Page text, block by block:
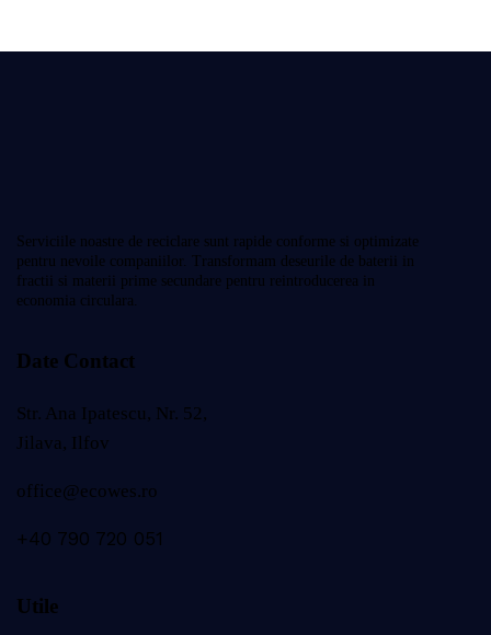
Serviciile noastre de reciclare sunt rapide conforme si optimizate
pentru nevoile companiilor. Transformam deseurile de baterii in
fractii si materii prime secundare pentru reintroducerea in
economia circulara.
Date Contact
Str. Ana Ipatescu, Nr. 52,
Jilava, Ilfov
office@ecowes.ro
+40 790 720 051
Utile